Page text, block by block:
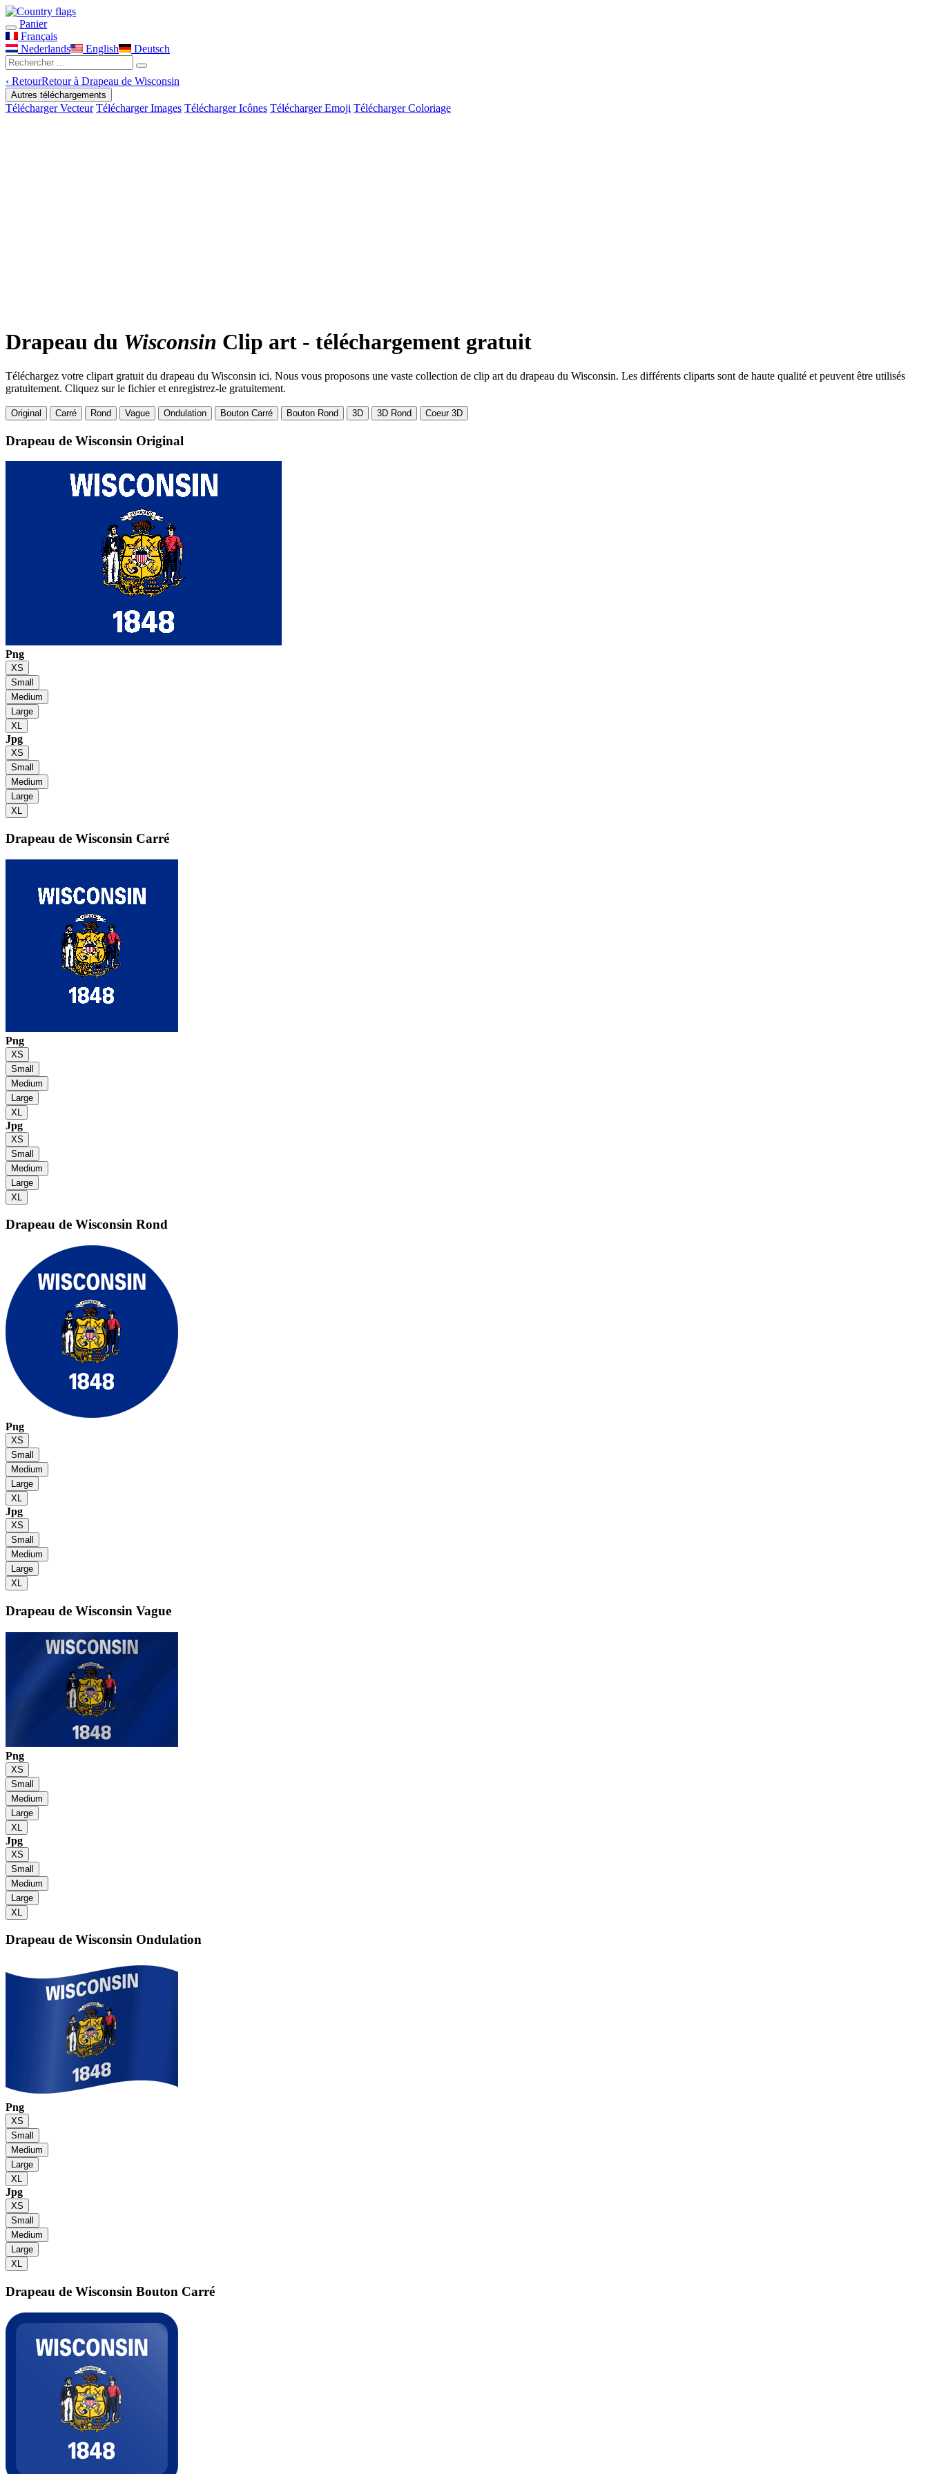
Panier
Français
Nederlands
English Deutsch
‹ RetourRetour à Drapeau de Wisconsin
Autres téléchargements
Télécharger Vecteur Télécharger Images Télécharger Icônes Télécharger Emoji Télécharger Coloriage
Drapeau du Wisconsin Clip art - téléchargement gratuit
Téléchargez votre clipart gratuit du drapeau du Wisconsin ici. Nous vous proposons une vaste collection de clip art du drapeau du Wisconsin. Les différents cliparts sont de haute qualité et peuvent être utilisés
gratuitement. Cliquez sur le fichier et enregistrez-le gratuitement.
Original Carré Rond Vague Ondulation Bouton Carré Bouton Rond 3D 3D Rond Coeur 3D
Drapeau de Wisconsin Original
Png
XS
Small
Medium
Large
XL
Jpg
XS
Small
Medium
Large
XL
Drapeau de Wisconsin Carré
Png
XS
Small
Medium
Large
XL
Jpg
XS
Small
Medium
Large
XL
Drapeau de Wisconsin Rond
Png
XS
Small
Medium
Large
XL
Jpg
XS
Small
Medium
Large
XL
Drapeau de Wisconsin Vague
Png
XS
Small
Medium
Large
XL
Jpg
XS
Small
Medium
Large
XL
Drapeau de Wisconsin Ondulation
Png
XS
Small
Medium
Large
XL
Jpg
XS
Small
Medium
Large
XL
Drapeau de Wisconsin Bouton Carré